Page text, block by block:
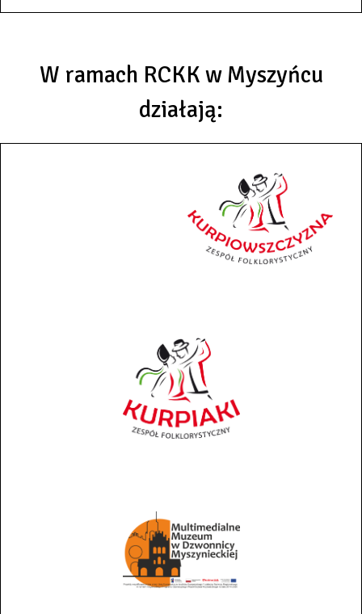
W ramach RCKK w Myszyńcu
działają: